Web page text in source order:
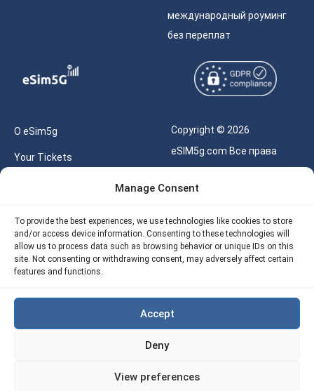
Manage Consent
To provide the best experiences, we use technologies like cookies to store
and/or access device information. Consenting to these technologies will
allow us to process data such as browsing behavior or unique IDs on this
site. Not consenting or withdrawing consent, may adversely affect certain
features and functions.
Accept
Deny
View preferences
международный роуминг
без переплат
О eSim5g
Your Tickets
Калькулятор для eSIM
Политика возврата
eSIM5G
Copyright © 2026
eSIM5g.com Все права
Политика
конфиденциальности
Site Map